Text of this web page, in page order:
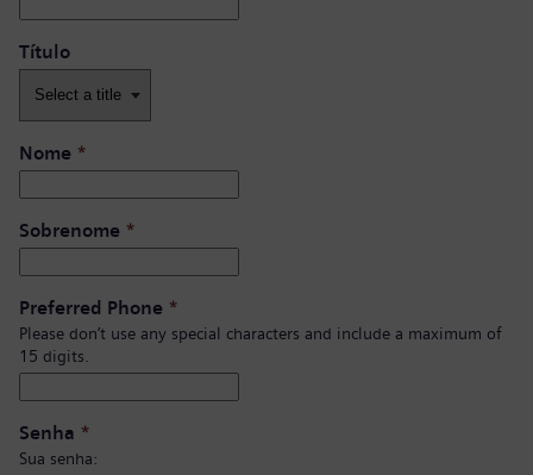
Título
Nome *
Sobrenome *
Preferred Phone *
Please don’t use any special characters and include a maximum of
15 digits.
Senha *
Sua senha: